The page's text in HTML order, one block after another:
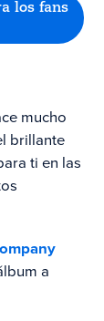
los fans
mucho
brillante
ti en las
a